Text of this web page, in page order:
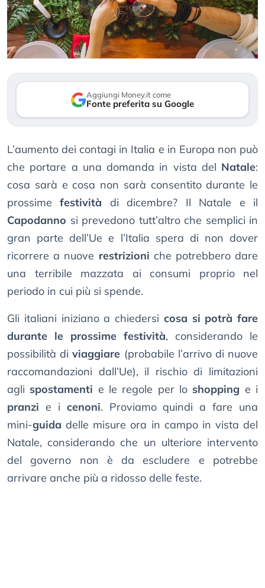
Aggiungi Money.it come
Fonte preferita su Google
L’aumento dei contagi in Italia e in Europa non può
che portare a una domanda in vista del Natale:
cosa sarà e cosa non sarà consentito durante le
prossimefestività di dicembre? Il Natale e il
Capodanno si prevedono tutt’altro che semplici in
gran parte dell’Ue e l’Italia spera di non dover
ricorrere a nuove restrizioni che potrebbero dare
una terribile mazzata ai consumi proprio nel
periodo in cui più si spende.
Gli italiani iniziano a chiedersi cosa si potrà fare
durante le prossime festività, considerando le
possibilità diviaggiare (probabile l’arrivo di nuove
raccomandazioni dall’Ue), il rischio di limitazioni
agli spostamenti e le regole per lo shopping e i
pranzi e i cenoni. Proviamo quindi a fare una
mini-guida delle misure ora in campo in vista del
Natale, considerando che un ulteriore intervento
del governo non è da escludere e potrebbe
arrivare anche più a ridosso delle feste.